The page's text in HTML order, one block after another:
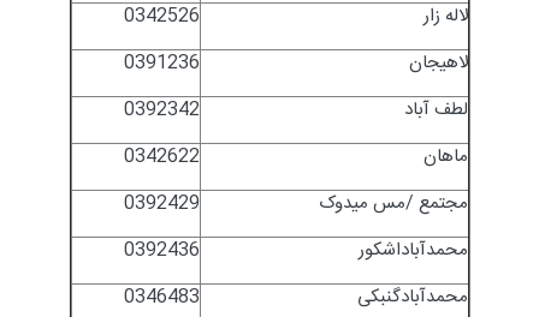
0342526
لاله زار
0391236
لاهیجان
0392342
لطف آباد
0342622
ماهان
0392429
مجتمع /مس میدوک
0392436
محمدآباداشکور
0346483
محمدآبادگنبکی